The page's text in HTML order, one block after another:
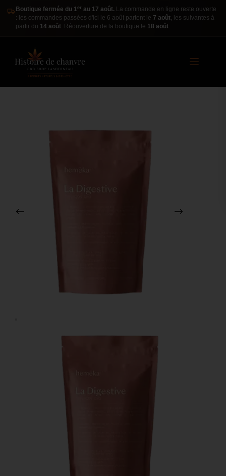
Boutique fermée du 1er au 17 août. La commande en ligne reste ouverte
: les commandes passées d'ici le 6 août partent le 7 août, les suivantes à
partir du 14 août. Réouverture de la boutique le 18 août.